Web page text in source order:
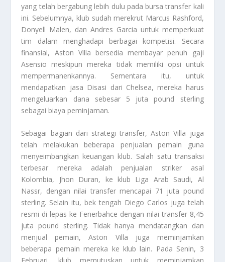
yang telah bergabung lebih dulu pada bursa transfer kali
ini. Sebelumnya, klub sudah merekrut Marcus Rashford,
Donyell Malen, dan Andres Garcia untuk memperkuat
tim dalam menghadapi berbagai kompetisi. Secara
finansial, Aston Villa bersedia membayar penuh gaji
Asensio meskipun mereka tidak memiliki opsi untuk
mempermanenkannya. Sementara itu, untuk
mendapatkan jasa Disasi dari Chelsea, mereka harus
mengeluarkan dana sebesar 5 juta pound sterling
sebagai biaya peminjaman.
Sebagai bagian dari strategi transfer, Aston Villa juga
telah melakukan beberapa penjualan pemain guna
menyeimbangkan keuangan klub. Salah satu transaksi
terbesar mereka adalah penjualan striker asal
Kolombia, Jhon Duran, ke klub Liga Arab Saudi, Al
Nassr, dengan nilai transfer mencapai 71 juta pound
sterling. Selain itu, bek tengah Diego Carlos juga telah
resmi di lepas ke Fenerbahce dengan nilai transfer 8,45
juta pound sterling. Tidak hanya mendatangkan dan
menjual pemain, Aston Villa juga meminjamkan
beberapa pemain mereka ke klub lain. Pada Senin, 3